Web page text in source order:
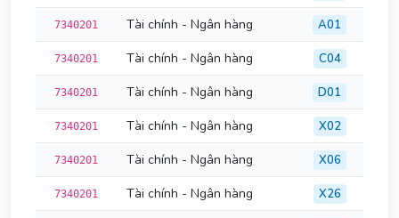
7340201 Tài chính - Ngân hàng A01
7340201 Tài chính - Ngân hàng C04
7340201 Tài chính - Ngân hàng D01
7340201 Tài chính - Ngân hàng X02
7340201 Tài chính - Ngân hàng X06
7340201 Tài chính - Ngân hàng X26